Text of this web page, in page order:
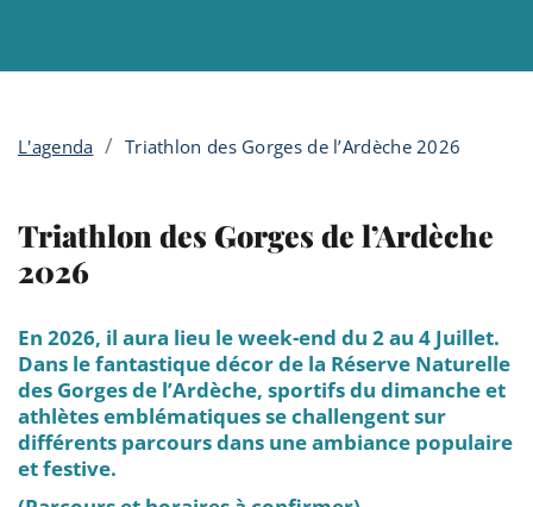
L'agenda / Triathlon des Gorges de l’Ardèche 2026
Triathlon des Gorges de l’Ardèche
2026
En 2026, il aura lieu le week-end du 2 au 4 Juillet.
Dans le fantastique décor de la Réserve Naturelle
des Gorges de l’Ardèche, sportifs du dimanche et
athlètes emblématiques se challengent sur
différents parcours dans une ambiance populaire
et festive.